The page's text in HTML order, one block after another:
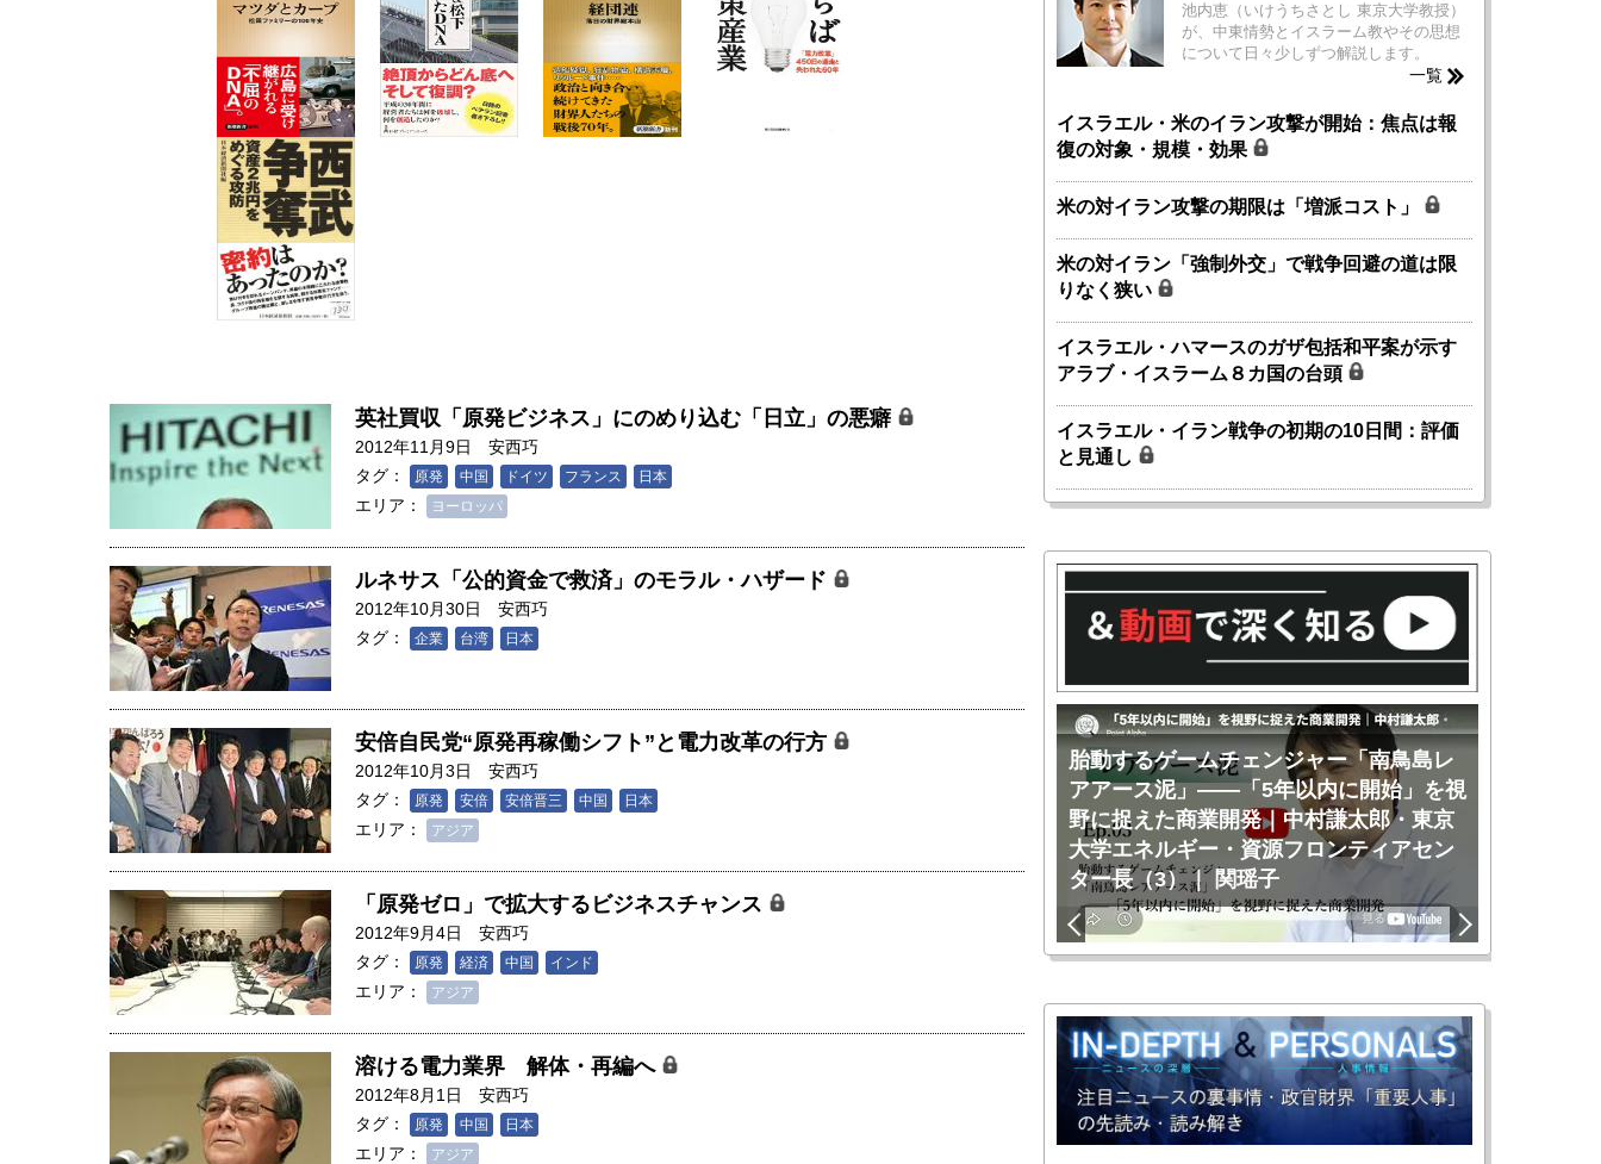
英社買収「原発ビジネス」にのめり込む「日立」の悪癖
2012年11月9日
安西巧
タグ：
原発 中国 ドイツ フランス 日本
エリア： ヨーロッパ
ルネサス「公的資金で救済」のモラル・ハザード
2012年10月30日
安西巧
タグ：
企業 台湾 日本
安倍自民党“原発再稼働シフト”と電力改革の行方
2012年10月3日
安西巧
タグ：
原発 安倍 安倍晋三 中国 日本
エリア： アジア
「原発ゼロ」で拡大するビジネスチャンス
2012年9月4日
安西巧
タグ：
原発 経済 中国 インド
エリア： アジア
溶ける電力業界 解体・再編へ
2012年8月1日
安西巧
タグ：
原発 中国 日本
エリア： アジア
池内恵（いけうちさとし 東京大学教授）
が、中東情勢とイスラーム教やその思想
について日々少しずつ解説します。
一覧
イスラエル・米のイラン攻撃が開始：焦点は報
復の対象・規模・効果
米の対イラン攻撃の期限は「増派コスト」
米の対イラン「強制外交」で戦争回避の道は限
りなく狭い
イスラエル・ハマースのガザ包括和平案が示す
アラブ・イスラーム８カ国の台頭
イスラエル・イラン戦争の初期の10日間：評価
と見通し
人は「地上の太陽」を手にするか 核融
合発電の現在地――実現・普及後の「世
界像」｜江尻晶・東京大学大学院新領域
創成科学研究科教授（4）｜ 関瑶子
胎動するゲームチェンジャー「南鳥島レ
アアース泥」――日米欧豪による新たな
サプライチェーン｜中村謙太郎・東京大
ー長（4）｜ 関瑶子
胎動するゲームチェンジャー「南鳥島レ
アアース泥」――「5年以内に開始」を視
野に捉えた商業開発｜中村謙太郎・東京
大学エネルギー・資源フロンティアセン
ター長（3）｜ 関瑶子